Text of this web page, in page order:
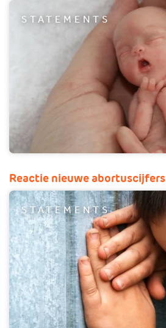
STATEMENTS
Reactie nieuwe abortuscijfers
STATEMENTS